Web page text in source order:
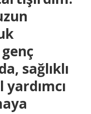
sağlıklı